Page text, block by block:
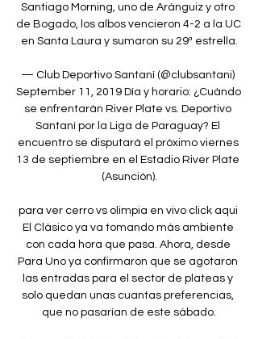
Santiago Morning, uno de Aránguiz y otro
de Bogado, los albos vencieron 4-2 a la UC
en Santa Laura y sumaron su 29ª estrella.
— Club Deportivo Santaní (@clubsantani)
September 11, 2019 Día y horario: ¿Cuándo
se enfrentarán River Plate vs. Deportivo
Santaní por la Liga de Paraguay? El
encuentro se disputará el próximo viernes
13 de septiembre en el Estadio River Plate
(Asunción).
para ver cerro vs olimpia en vivo click aqui
El Clásico ya va tomando más ambiente
con cada hora que pasa. Ahora, desde
Para Uno ya confirmaron que se agotaron
las entradas para el sector de plateas y
solo quedan unas cuantas preferencias,
que no pasarían de este sábado.